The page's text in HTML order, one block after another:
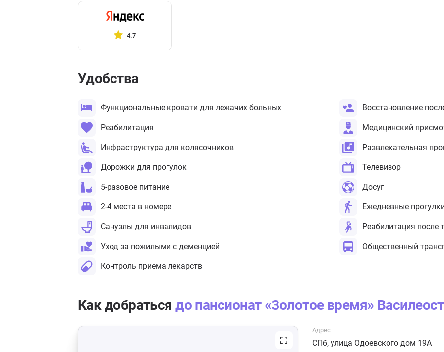
4.7
Удобства
Функциональные кровати для лежачих больных
Реабилитация
Инфраструктура для колясочников
Дорожки для прогулок
5-разовое питание
2-4 места в номере
Санузлы для инвалидов
Уход за пожилыми с деменцией
Контроль приема лекарств
Восстановление
Медицинский
Развлекательная
Телевизор
Досуг
Ежедневные прогулки
Реабилитация после
Общественный
Как добратьсядо пансионат «Золотое время»
Адрес
СПб, улица Одоевского дом 19А